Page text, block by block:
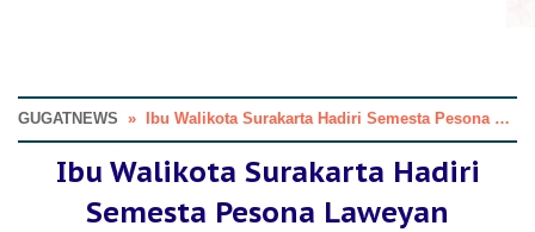
GUGATNEWS » Ibu Walikota Surakarta Hadiri Semesta Pesona Laweyan
Ibu Walikota Surakarta Hadiri
Semesta Pesona Laweyan